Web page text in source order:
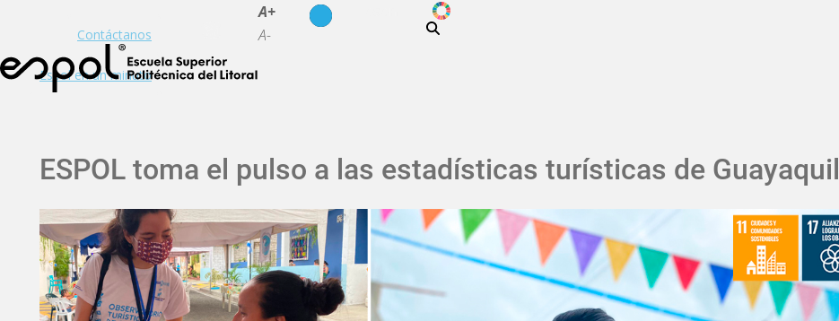
Contáctanos
Espol en un minuto
A+
A-
ODS
ESPOL toma el pulso a las estadísticas turísticas de Guayaquil